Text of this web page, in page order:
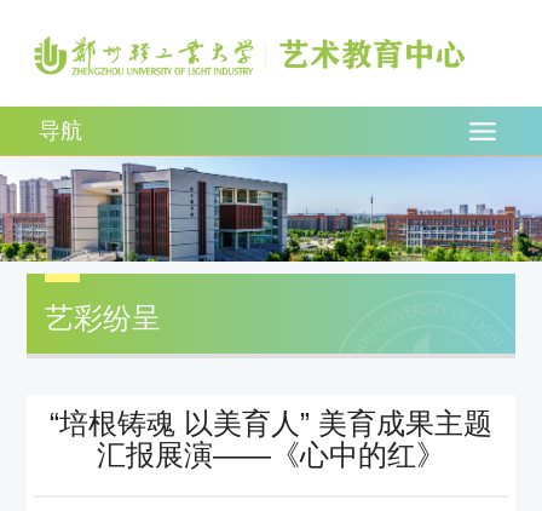
导航
艺彩纷呈
“培根铸魂 以美育人” 美育成果主题
汇报展演——《心中的红》